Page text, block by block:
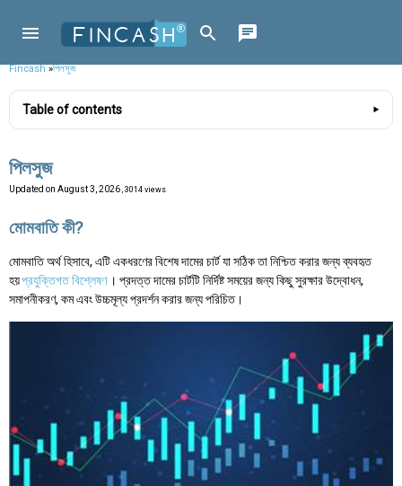
Fincash»পিলসুজ
Table of contents
পিলসুজ
Updated on August 3, 2026 , 3014 views
মোমবাতি কী?
মোমবাতি অর্থ হিসাবে, এটি একধরণের বিশেষ দামের চার্ট যা সঠিক তা নিশ্চিত করার জন্য ব্যবহৃত
হয়প্রযুক্তিগত বিশ্লেষণ । প্রদত্ত দামের চার্টটি নির্দিষ্ট সময়ের জন্য কিছু সুরক্ষার উদ্বোধন,
সমাপনীকরণ, কম এবং উচ্চমূল্য প্রদর্শন করার জন্য পরিচিত।